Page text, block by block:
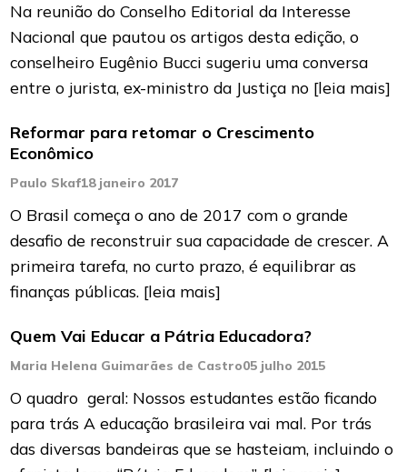
Na reunião do Conselho Editorial da Interesse
Nacional que pautou os artigos desta edição, o
conselheiro Eugênio Bucci sugeriu uma conversa
entre o jurista, ex-ministro da Justiça no [leia mais]
Reformar para retomar o Crescimento
Econômico
Paulo Skaf18 janeiro 2017
O Brasil começa o ano de 2017 com o grande
desafio de reconstruir sua capacidade de crescer. A
primeira tarefa, no curto prazo, é equilibrar as
finanças públicas. [leia mais]
Quem Vai Educar a Pátria Educadora?
Maria Helena Guimarães de Castro05 julho 2015
O quadro geral: Nossos estudantes estão ficando
para trás A educação brasileira vai mal. Por trás
das diversas bandeiras que se hasteiam, incluindo o